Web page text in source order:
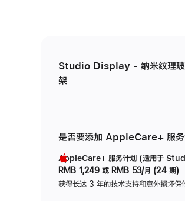
Studio Display - 纳米纹理玻
架
是否要添加 AppleCare+ 服务
AppleCare+ 服务计划 (适用于
RMB 1,249 或 RMB 53/月 (24 期)
获得长达 3 年的技术支持和意外损坏保